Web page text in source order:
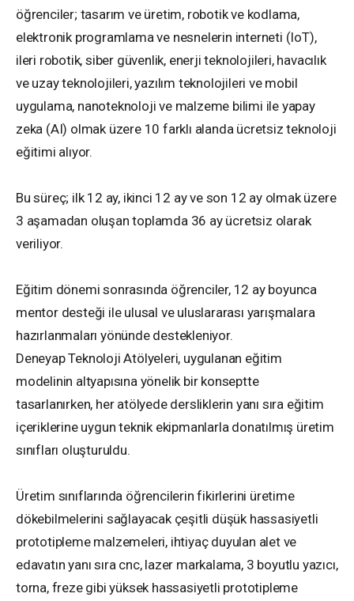
öğrenciler; tasarım ve üretim, robotik ve kodlama,
elektronik programlama ve nesnelerin interneti (IoT),
ileri robotik, siber güvenlik, enerji teknolojileri, havacılık
ve uzay teknolojileri, yazılım teknolojileri ve mobil
uygulama, nanoteknoloji ve malzeme bilimi ile yapay
zeka (AI) olmak üzere 10 farklı alanda ücretsiz teknoloji
eğitimi alıyor.
Bu süreç; ilk 12 ay, ikinci 12 ay ve son 12 ay olmak üzere
3 aşamadan oluşan toplamda 36 ay ücretsiz olarak
veriliyor.
Eğitim dönemi sonrasında öğrenciler, 12 ay boyunca
mentor desteği ile ulusal ve uluslararası yarışmalara
hazırlanmaları yönünde destekleniyor.
Deneyap Teknoloji Atölyeleri, uygulanan eğitim
modelinin altyapısına yönelik bir konseptte
tasarlanırken, her atölyede dersliklerin yanı sıra eğitim
içeriklerine uygun teknik ekipmanlarla donatılmış üretim
sınıfları oluşturuldu.
Üretim sınıflarında öğrencilerin fikirlerini üretime
dökebilmelerini sağlayacak çeşitli düşük hassasiyetli
prototipleme malzemeleri, ihtiyaç duyulan alet ve
edavatın yanı sıra cnc, lazer markalama, 3 boyutlu yazıcı,
torna, freze gibi yüksek hassasiyetli prototipleme